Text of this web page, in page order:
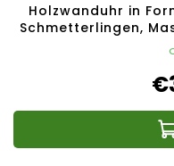
Holzwanduhr in
Schmetterlingen,